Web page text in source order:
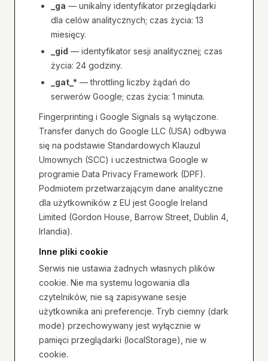
_ga — unikalny identyfikator przeglądarki
dla celów analitycznych; czas życia: 13
miesięcy.
_gid — identyfikator sesji analitycznej; czas
życia: 24 godziny.
_gat_* — throttling liczby żądań do
serwerów Google; czas życia: 1 minuta.
Fingerprinting i Google Signals są wyłączone.
Transfer danych do Google LLC (USA) odbywa
się na podstawie Standardowych Klauzul
Umownych (SCC) i uczestnictwa Google w
programie Data Privacy Framework (DPF).
Podmiotem przetwarzającym dane analityczne
dla użytkowników z EU jest Google Ireland
Limited (Gordon House, Barrow Street, Dublin 4,
Irlandia).
Inne pliki cookie
Serwis nie ustawia żadnych własnych plików
cookie. Nie ma systemu logowania dla
czytelników, nie są zapisywane sesje
użytkownika ani preferencje. Tryb ciemny (dark
mode) przechowywany jest wyłącznie w
pamięci przeglądarki (localStorage), nie w
cookie.